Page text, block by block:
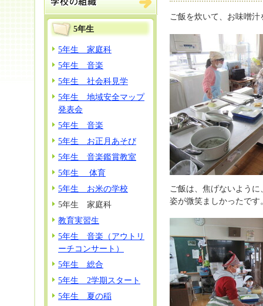
5年生
5年生 家庭科
5年生 音楽
5年生 社会科見学
5年生 地域安全マップ
発表会
5年生 音楽
5年生 お正月あそび
5年生 音楽鑑賞教室
5年生 体育
5年生 お米の学校
5年生 家庭科
教育実習生
5年生 音楽（アウトリ
ーチコンサート）
5年生 総合
5年生 2学期スタート
5年生 夏の稲
ご飯を炊いて、お味噌
ご飯は、焦げないよう
姿が微笑ましかったです